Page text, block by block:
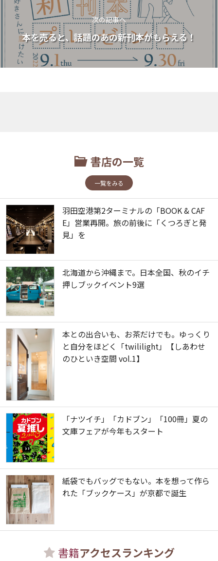
次の記事へ
本を売ると、話題のあの新刊本がもらえる！
書店の一覧
一覧をみる
羽田空港第2ターミナルの「BOOK & CAF
E」営業再開。旅の前後に「くつろぎと発
見」を
北海道から沖縄まで。日本全国、秋のイチ
押しブックイベント9選
本との出合いも、お茶だけでも。ゆっくり
と自分をほどく「twililight」【しあわせ
のひといき空間 vol.1】
「ナツイチ」「カドブン」「100冊」夏の
文庫フェアが今年もスタート
紙袋でもバッグでもない。本を想って作ら
れた「ブックケース」が京都で誕生
書籍アクセスランキング